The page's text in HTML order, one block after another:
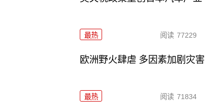
最热 阅读 77229
欧洲野火肆虐 多因素加剧灾害
最热 阅读 71834